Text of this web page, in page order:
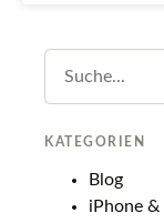
KATEGORIEN
Blog
iPhone &